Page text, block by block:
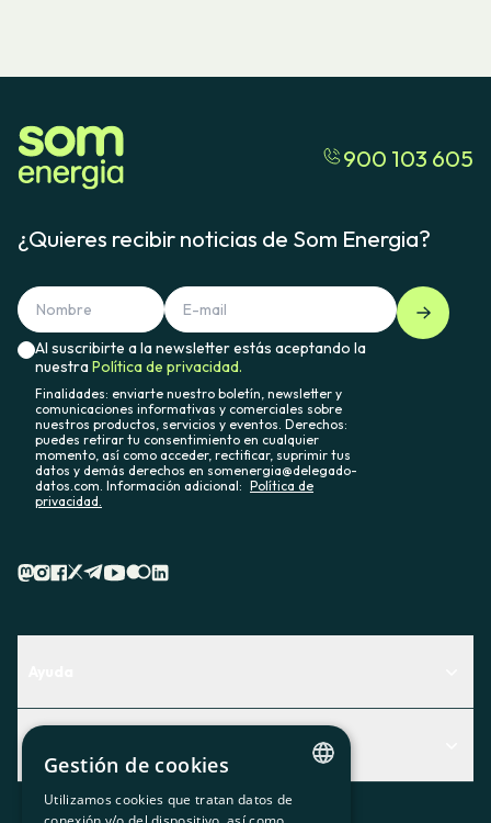
900 103 605
¿Quieres recibir noticias de Som Energia?
Al suscribirte a la newsletter estás aceptando la
nuestraPolítica de privacidad.
Finalidades: enviarte nuestro boletín, newsletter y
comunicaciones informativas y comerciales sobre
nuestros productos, servicios y eventos. Derechos:
puedes retirar tu consentimiento en cualquier
momento, así como acceder, rectificar, suprimir tus
datos y demás derechos en somenergia@delegado-
datos.com. Información adicional: Política de
privacidad.
Descubre qué servicio te encaja mejor
Contacto
Actualidad
CATALAN
Gestión de cookies
Utilizamos cookies que tratan datos de